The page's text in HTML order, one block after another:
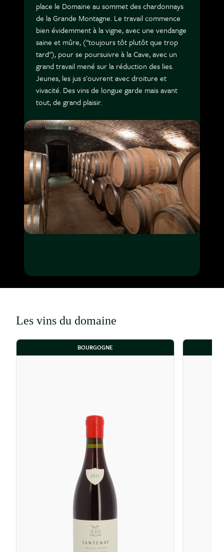
place le Domaine au sommet des chardonnays
de la Grande Montagne. Le travail commence
bien évidemment à la vigne, avec une vendange
saine et mûre, ("toujours tôt plutôt que trop
tard"), pour se poursuivre à la Cave, avec un
grand travail mené sur la réduction des lies.
Jeunes, les jus s'ouvrent avec droiture et
vivacité. Des vins de longue garde mais avant
tout, de grand plaisir.
Les vins du domaine
BOURGOGNE